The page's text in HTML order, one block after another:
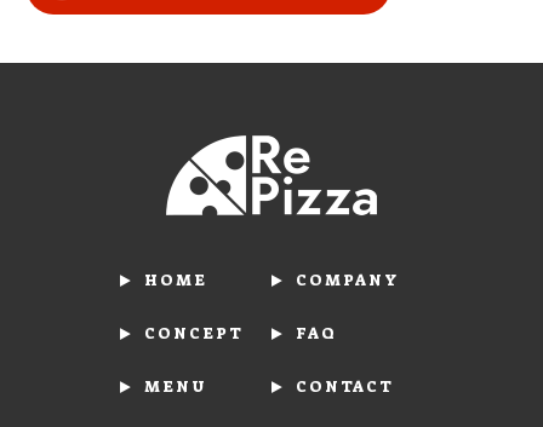
HOME COMPANY
CONCEPT FAQ
MENU CONTACT